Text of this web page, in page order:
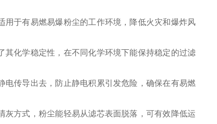
于有易燃易爆粉尘的工作环境，降低火灾和爆炸风
化学稳定性，在不同化学环境下能保持稳定的过滤
传导出去，防止静电积累引发危险，确保在有易燃
灰方式，粉尘能轻易从滤芯表面脱落，可有效降低运